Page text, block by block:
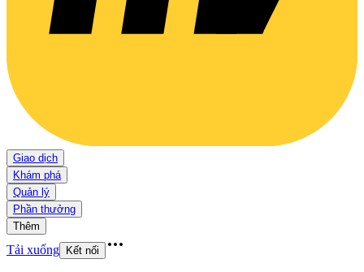
Giao dịch
Khám phá
Quản lý
Phần thưởng
Thêm
Tải xuống Kết nối